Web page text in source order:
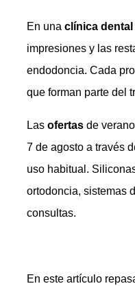
En unaclínica dental
impresiones y las
endodoncia. Cada
que forman parte del
Lasofertas de
7 de agosto a través
uso habitual.
ortodoncia, sistemas
consultas.
En este artículo